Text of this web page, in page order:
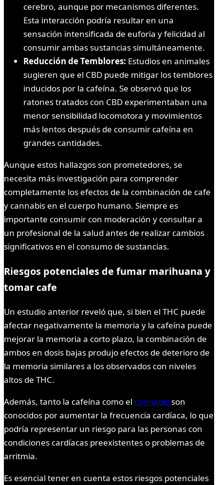
cerebro, aunque por mecanismos diferentes.
Esta interacción podría resultar en una
sensación intensificada de euforia y felicidad al
consumir ambas sustancias simultáneamente.
Reducción de Temblores: Estudios en animales
sugieren que el CBD puede mitigar los temblores
inducidos por la cafeína. Se observó que los
ratones tratados con CBD experimentaban una
menor sensibilidad locomotora y movimientos
más lentos después de consumir cafeína en
grandes cantidades.
Aunque estos hallazgos son prometedores, se
necesita más investigación para comprender
completamente los efectos de la combinación de cafe
y cannabis en el cuerpo humano. Siempre es
importante consumir con moderación y consultar a
un profesional de la salud antes de realizar cambios
significativos en el consumo de sustancias.
Riesgos potenciales de fumar marihuana y
tomar cafe
Un estudio anterior reveló que, si bien el THC puede
afectar negativamente la memoria y la cafeína puede
mejorar la memoria a corto plazo, la combinación de
ambos en dosis bajas produjo efectos de deterioro de
la memoria similares a los observados con niveles
altos de THC.
Además, tanto la cafeína como el cannabisson
conocidos por aumentar la frecuencia cardíaca, lo que
podría representar un riesgo para las personas con
condiciones cardíacas preexistentes o problemas de
arritmia.
Es esencial tener en cuenta estos riesgos potenciales